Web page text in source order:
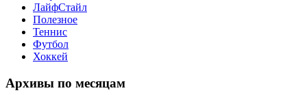
ЛайфСтайл
Полезное
Теннис
Футбол
Хоккей
Архивы по месяцам